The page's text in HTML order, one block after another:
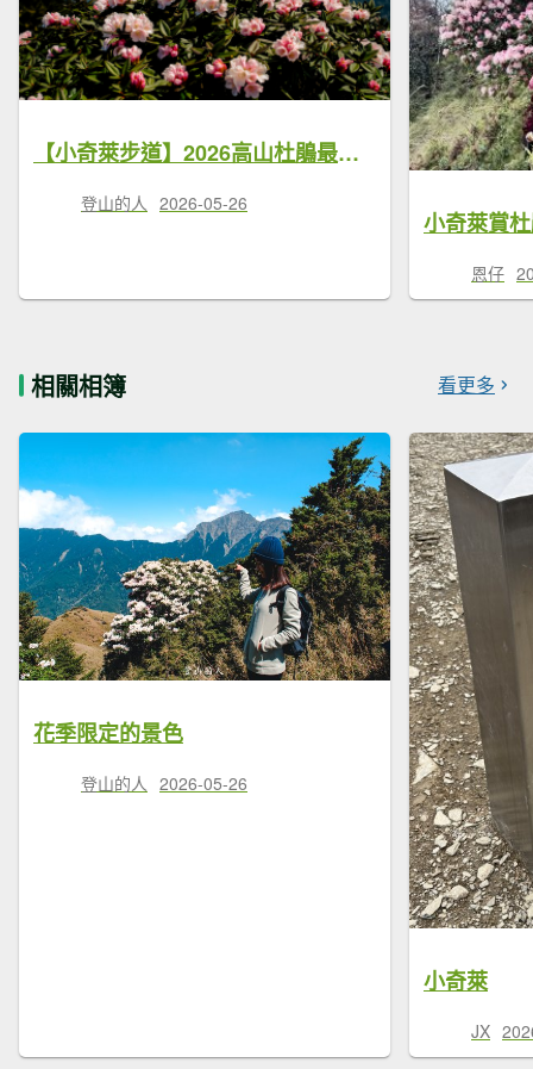
【小奇萊步道】2026高山杜鵑最新花況直擊，平日車位也不好找
登山的人 2026-05-26
恩仔
相關相簿 看更多
花季限定的景色
登山的人 2026-05-26
小奇萊
JX